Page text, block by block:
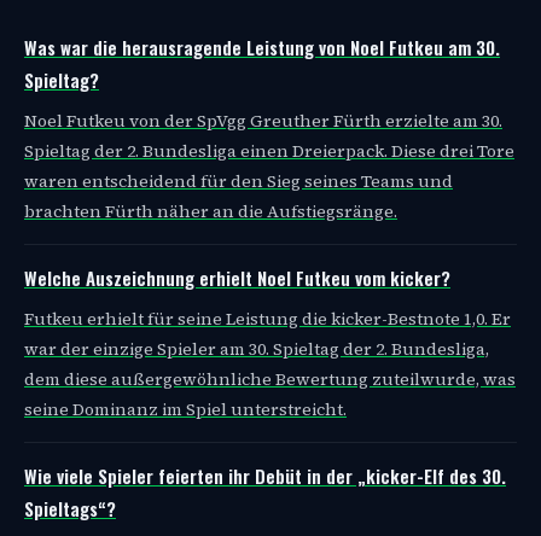
Was war die herausragende Leistung von Noel Futkeu am 30.
Spieltag?
Noel Futkeu von der SpVgg Greuther Fürth erzielte am 30.
Spieltag der 2. Bundesliga einen Dreierpack. Diese drei Tore
waren entscheidend für den Sieg seines Teams und
brachten Fürth näher an die Aufstiegsränge.
Welche Auszeichnung erhielt Noel Futkeu vom kicker?
Futkeu erhielt für seine Leistung die kicker-Bestnote 1,0. Er
war der einzige Spieler am 30. Spieltag der 2. Bundesliga,
dem diese außergewöhnliche Bewertung zuteilwurde, was
seine Dominanz im Spiel unterstreicht.
Wie viele Spieler feierten ihr Debüt in der „kicker-Elf des 30.
Spieltags“?